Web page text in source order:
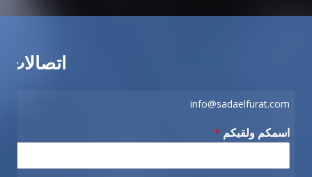
اتصالات
info@sadaelfurat.com
اسمكم ولقبكم *